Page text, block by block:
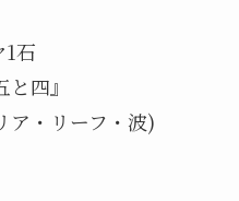
石
四』
ア・リーフ・波)